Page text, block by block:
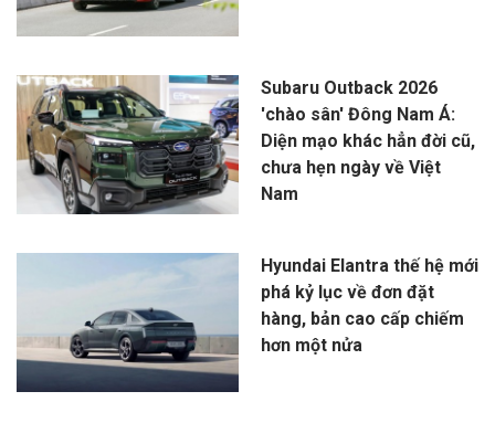
Subaru Outback 2026
'chào sân' Đông Nam Á:
Diện mạo khác hẳn đời cũ,
chưa hẹn ngày về Việt
Nam
Hyundai Elantra thế hệ mới
phá kỷ lục về đơn đặt
hàng, bản cao cấp chiếm
hơn một nửa